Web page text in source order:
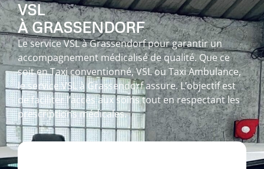
VSL
À GRASSENDORF
Le service VSL à Grassendorf pour garantir un
accompagnement médicalisé de qualité. Que ce
soit en Taxi conventionné, VSL ou Taxi Ambulance,
le service VSL à Grassendorf assure. L’objectif est
de faciliter l’accès aux soins tout en respectant les
prescriptions médicales.